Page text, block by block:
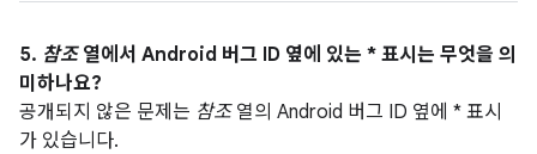
5. 참조열에서 Android 버그 ID 옆에 있는 * 표시는 무엇을 의
미하나요?
공개되지 않은 문제는 참조열의 Android 버그 ID 옆에 * 표시
가 있습니다.